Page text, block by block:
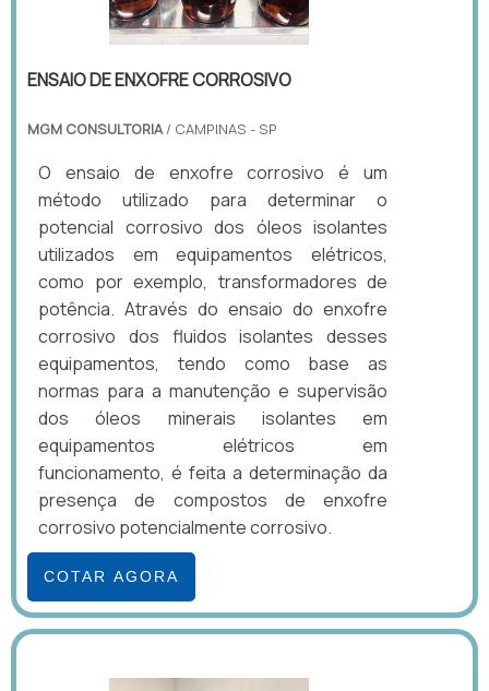
ENSAIO DE ENXOFRE CORROSIVO
MGM CONSULTORIA/ CAMPINAS - SP
O ensaio de enxofre corrosivo é um
método utilizado para determinar o
potencial corrosivo dos óleos isolantes
utilizados em equipamentos elétricos,
como por exemplo, transformadores de
potência. Através do ensaio do enxofre
corrosivo dos fluidos isolantes desses
equipamentos, tendo como base as
normas para a manutenção e supervisão
dos óleos minerais isolantes em
equipamentos elétricos em
funcionamento, é feita a determinação da
presença de compostos de enxofre
corrosivo potencialmente corrosivo.
COTAR AGORA